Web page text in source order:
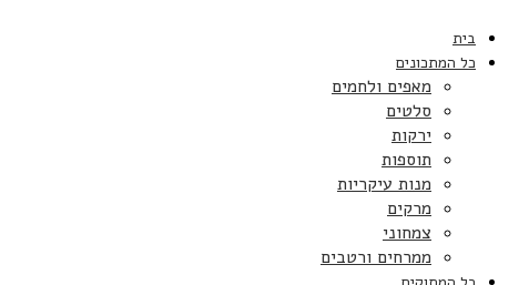
בית
כל המתכונים
מאפים ולחמים
סלטים
ירקות
תוספות
מנות עיקריות
מרקים
צמחוני
ממרחים ורטבים